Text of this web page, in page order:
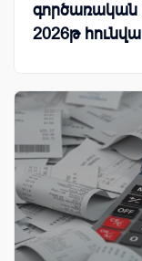
գործառական
2026թ